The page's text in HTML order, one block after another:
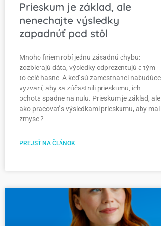
Prieskum je základ, ale
nenechajte výsledky
zapadnúť pod stôl
Mnoho firiem robí jednu zásadnú chybu:
zozbierajú dáta, výsledky odprezentujú a tým
to celé hasne. A keď sú zamestnanci nabudúce
vyzvaní, aby sa zúčastnili prieskumu, ich
ochota spadne na nulu. Prieskum je základ, ale
ako pracovať s výsledkami prieskumu, aby mal
zmysel?
PREJSŤ NA ČLÁNOK